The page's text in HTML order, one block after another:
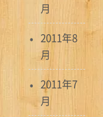
月
2011年8
月
2011年7
月